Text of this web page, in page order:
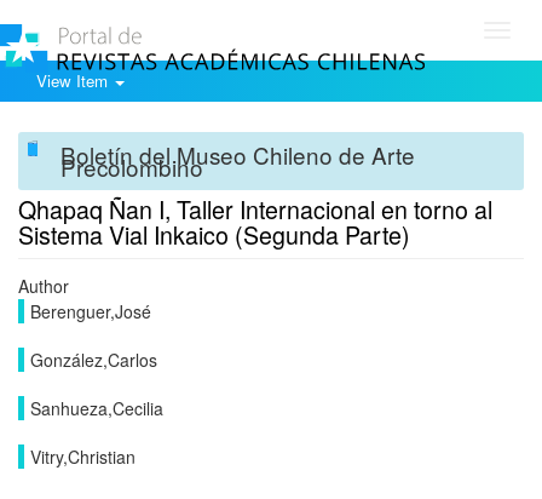
View Item
Boletín del Museo Chileno de Arte
Precolombino
Qhapaq Ñan I, Taller Internacional en torno al
Sistema Vial Inkaico (Segunda Parte)
Author
Berenguer,José
González,Carlos
Sanhueza,Cecilia
Vitry,Christian